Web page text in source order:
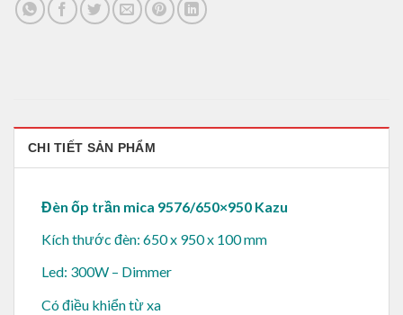
CHI TIẾT SẢN PHẨM
Đèn ốp trần mica 9576/650×950 Kazu
Kích thước đèn: 650 x 950 x 100 mm
Led: 300W – Dimmer
Có điều khiển từ xa